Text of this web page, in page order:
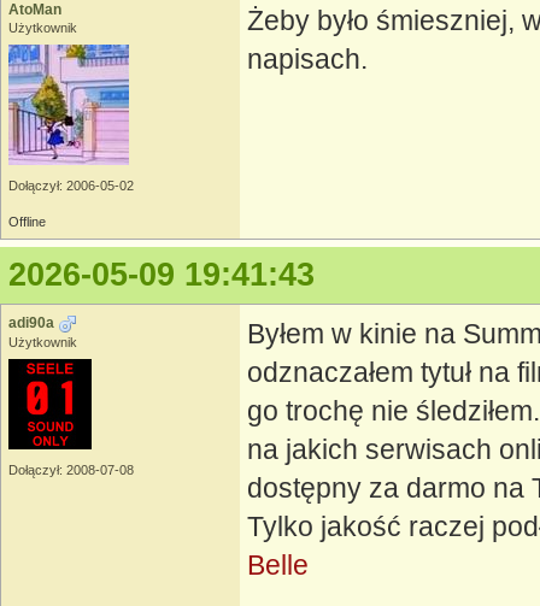
AtoMan
Użytkownik
Dołączył: 2006-05-02
Żeby było śmieszniej,
napisach.
Offline
2026-05-09 19:41:43
adi90a
Użytkownik
Dołączył: 2008-07-08
Byłem w kinie na
odznaczałem tytuł na
go trochę nie
na jakich serwisach
dostępny za darmo na
Tylko jakość raczej
Belle